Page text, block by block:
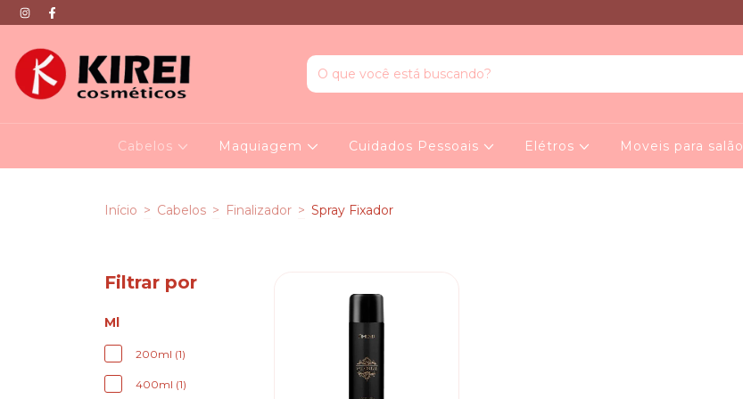
Cabelos Maquiagem Cuidados Pessoais Elétros Moveis para salão
Início > Cabelos > Finalizador > Spray Fixador
Filtrar por
Ml
200ml (1)
400ml (1)